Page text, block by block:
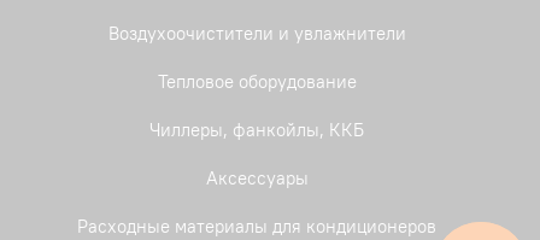
Воздухоочистители и увлажнители
Тепловое оборудование
Чиллеры, фанкойлы, ККБ
Аксессуары
Расходные материалы для кондиционеров